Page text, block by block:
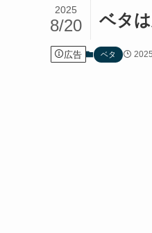
ベタ
2025
8/20
広告 ベタ